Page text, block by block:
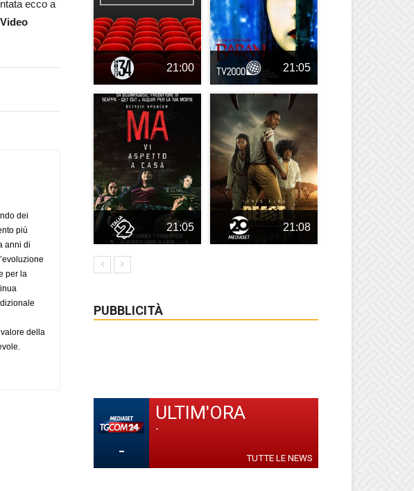
ecco a
Video
dei
più
anni di
per la
della
21:00 21:05
21:05 21:08
PUBBLICITÀ
-
ULTIM'ORA
-
TUTTE LE NEWS